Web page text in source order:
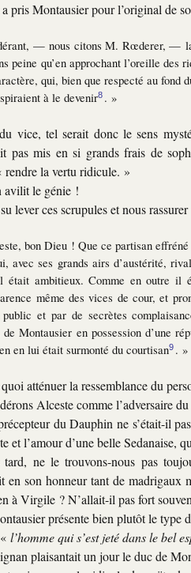
pris Montausier pour l’original de
— nous citons M. Rœderer, —
peine qu’en approchant l’oreille
qui, bien que respecté au fond
à le devenir8 . »
vice, tel serait donc le sens
pas mis en si grands frais de
rendre la vertu ridicule. »
avilit le génie !
lever ces scrupules et nous
bon Dieu ! Que ce partisan effréné
avec ses grands airs d’austérité,
était ambitieux. Comme en outre il
même des vices de cour, et
et par de secrètes
Montausier en possession d’une
en lui était surmonté du courtisan9 . »
atténuer la ressemblance du
Alceste comme l’adversaire
du Dauphin ne s’était-il
et l’amour d’une belle Sedanaise,
ne le trouvons-nous pas
son honneur tant de madrigaux
à Virgile ? N’allait-il pas fort
présente bien plutôt le type
« l’homme qui s’est jeté dans le bel
plaisantait un jour le duc de